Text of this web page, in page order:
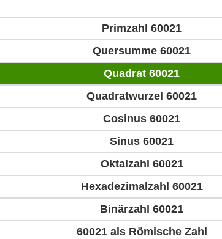
Primzahl 60021
Quersumme 60021
Quadrat 60021
Quadratwurzel 60021
Cosinus 60021
Sinus 60021
Oktalzahl 60021
Hexadezimalzahl 60021
Binärzahl 60021
60021 als Römische Zahl